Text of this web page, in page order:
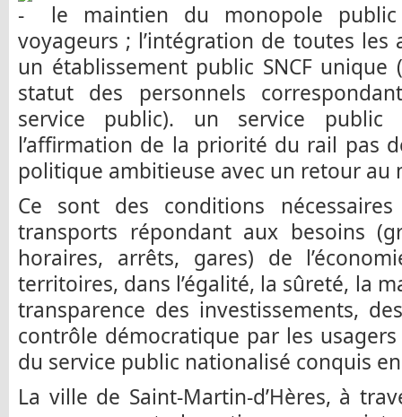
le maintien du monopole
voyageurs ; l’intégration de toutes les
un établissement public SNCF
statut des personnels
service public). un service
l’affirmation de la priorité du rail pas
politique ambitieuse avec un retour
Ce sont des conditions
transports répondant aux besoins
horaires, arrêts, gares) de
territoires, dans l’égalité, la sûreté, la
transparence des investissements,
contrôle démocratique par les
du service public nationalisé conquis
La ville de Saint-Martin-d’Hères, à